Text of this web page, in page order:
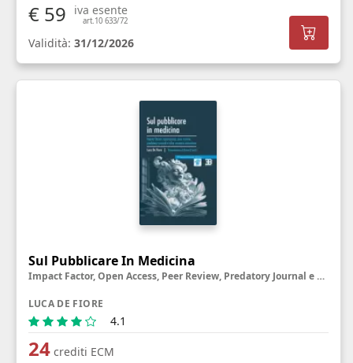
€ 59 iva esente
art.10 633/72
Validità: 31/12/2026
Sul Pubblicare In Medicina
Impact Factor, Open Access, Peer Review, Predatory Journal e altre creature misteriose
LUCA DE FIORE
4.1
24crediti ECM